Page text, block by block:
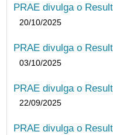
PRAE divulga o
20/10/2025
PRAE divulga o
03/10/2025
PRAE divulga o
22/09/2025
PRAE divulga o